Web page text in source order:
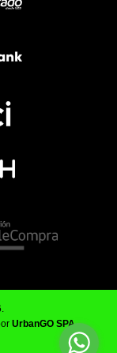
UrbanGO SPA.